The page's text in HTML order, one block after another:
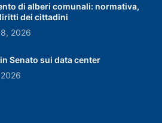
di alberi comunali: normativa,
dei cittadini
2026
Senato sui data center